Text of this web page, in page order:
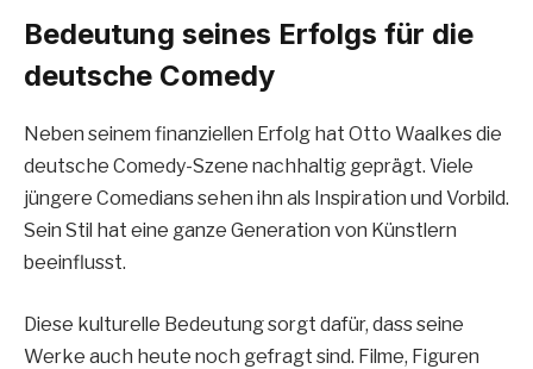
Bedeutung seines Erfolgs für die
deutsche Comedy
Neben seinem finanziellen Erfolg hat Otto Waalkes die
deutsche Comedy-Szene nachhaltig geprägt. Viele
jüngere Comedians sehen ihn als Inspiration und Vorbild.
Sein Stil hat eine ganze Generation von Künstlern
beeinflusst.
Diese kulturelle Bedeutung sorgt dafür, dass seine
Werke auch heute noch gefragt sind. Filme, Figuren